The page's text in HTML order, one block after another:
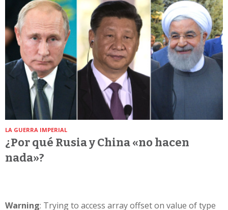
LA GUERRA IMPERIAL
¿Por qué Rusia y China «no hacen
nada»?
Warning: Trying to access array offset on value of type